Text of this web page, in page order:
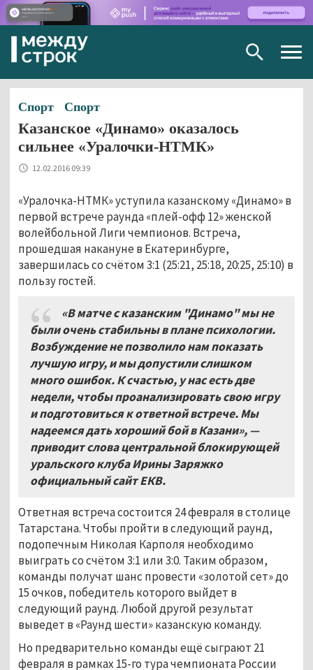
Спорт Спорт
Казанское «Динамо» оказалось
сильнее «Уралочки-НТМК»
12.02.2016 09:39
«Уралочка-НТМК» уступила казанскому «Динамо» в
первой встрече раунда «плей-офф 12» женской
волейбольной Лиги чемпионов. Встреча,
прошедшая накануне в Екатеринбурге,
завершилась со счётом 3:1 (25:21, 25:18, 20:25, 25:10) в
пользу гостей.
«В матче с казанским "Динамо" мы не
были очень стабильны в плане психологии.
Возбуждение не позволило нам показать
лучшую игру, и мы допустили слишком
много ошибок. К счастью, у нас есть две
недели, чтобы проанализировать свою игру
и подготовиться к ответной встрече. Мы
надеемся дать хороший бой в Казани», —
приводит слова центральной блокирующей
уральского клуба Ирины Заряжко
официальный сайт ЕКВ.
Ответная встреча состоится 24 февраля в столице
Татарстана. Чтобы пройти в следующий раунд,
подопечным Николая Карполя необходимо
выиграть со счётом 3:1 или 3:0. Таким образом,
команды получат шанс провести «золотой сет» до
15 очков, победитель которого выйдет в
следующий раунд. Любой другой результат
выведет в «Раунд шести» казанскую команду.
Но предварительно команды ещё сыграют 21
февраля в рамках 15-го тура чемпионата России